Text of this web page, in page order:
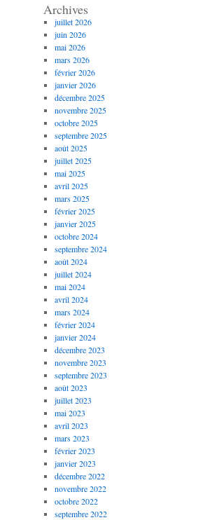
Archives
juillet 2026
juin 2026
mai 2026
mars 2026
février 2026
janvier 2026
décembre 2025
novembre 2025
octobre 2025
septembre 2025
août 2025
juillet 2025
mai 2025
avril 2025
mars 2025
février 2025
janvier 2025
octobre 2024
septembre 2024
août 2024
juillet 2024
mai 2024
avril 2024
mars 2024
février 2024
janvier 2024
décembre 2023
novembre 2023
septembre 2023
août 2023
juillet 2023
mai 2023
avril 2023
mars 2023
février 2023
janvier 2023
décembre 2022
novembre 2022
octobre 2022
septembre 2022